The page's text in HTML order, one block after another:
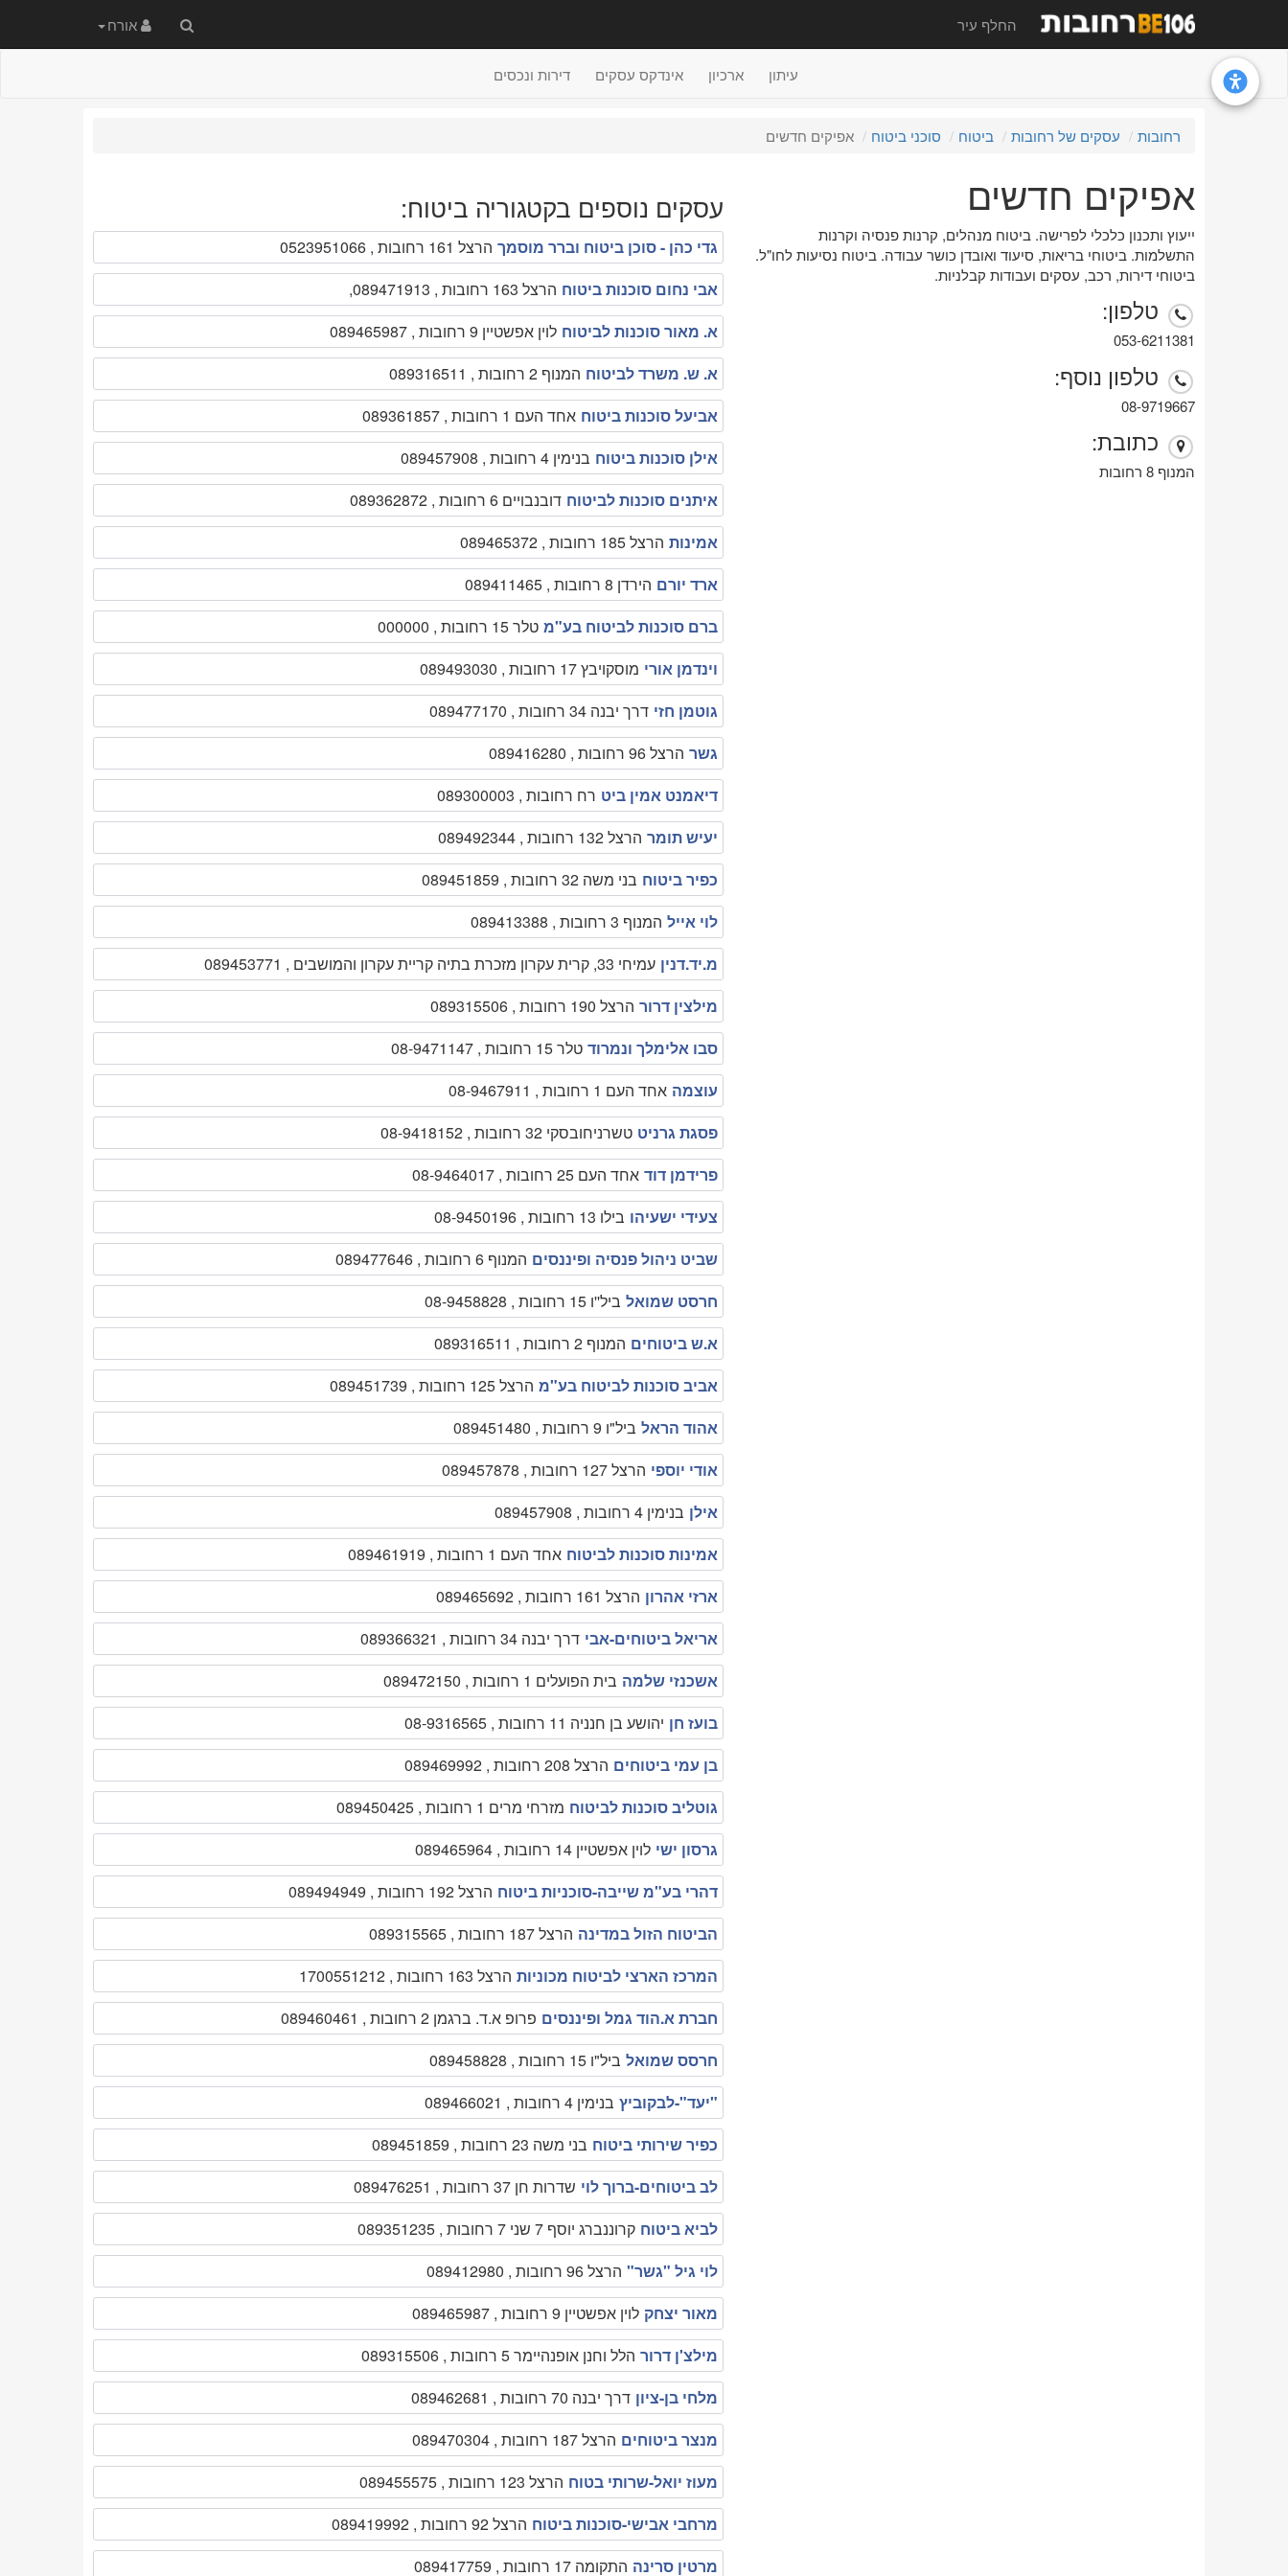
החלף עיר
חיפוש
באתר
אורח
עיתון ארכיון אינדקס עסקים דירות ונכסים
רחובות עסקים של רחובות ביטוח סוכני ביטוח אפיקים חדשים
אפיקים חדשים
ייעוץ ותכנון כלכלי לפרישה. ביטוח מנהלים, קרנות פנסיה וקרנות
התשלמות. ביטוחי בריאות, סיעוד ואובדן כושר עבודה. ביטוח נסיעות לחו"ל.
ביטוחי דירות, רכב, עסקים ועבודות קבלניות.
טלפון:
053-6211381
טלפון נוסף:
08-9719667
כתובת:
המנוף 8 רחובות
עסקים נוספים בקטגוריה ביטוח:
גדי כהן - סוכן ביטוח וברר מוסמך הרצל 161 רחובות , 0523951066
אבי נחום סוכנות ביטוח הרצל 163 רחובות , 089471913,
א. מאור סוכנות לביטוח לוין אפשטיין 9 רחובות , 089465987
א. ש. משרד לביטוח המנוף 2 רחובות , 089316511
אביעל סוכנות ביטוח אחד העם 1 רחובות , 089361857
אילן סוכנות ביטוח בנימין 4 רחובות , 089457908
איתנים סוכנות לביטוח דובנבויים 6 רחובות , 089362872
אמינות הרצל 185 רחובות , 089465372
ארד יורם הירדן 8 רחובות , 089411465
ברם סוכנות לביטוח בע"מ טלר 15 רחובות , 000000
וינדמן אורי מוסקויבץ 17 רחובות , 089493030
גוטמן חזי דרך יבנה 34 רחובות , 089477170
גשר הרצל 96 רחובות , 089416280
דיאמנט אמין ביט רח רחובות , 089300003
יעיש תומר הרצל 132 רחובות , 089492344
כפיר ביטוח בני משה 32 רחובות , 089451859
לוי אייל המנוף 3 רחובות , 089413388
מ.יד.דנין עמיחי 33, קרית עקרון מזכרת בתיה קריית עקרון והמושבים , 089453771
מילצין דרור הרצל 190 רחובות , 089315506
סבו אלימלך ונמרוד טלר 15 רחובות , 08-9471147
עוצמה אחד העם 1 רחובות , 08-9467911
פסגת גרניט טשרניחובסקי 32 רחובות , 08-9418152
פרידמן דוד אחד העם 25 רחובות , 08-9464017
צעידי ישעיהו בילו 13 רחובות , 08-9450196
שביט ניהול פנסיה ופיננסים המנוף 6 רחובות , 089477646
חרסט שמואל ביל''ו 15 רחובות , 08-9458828
א.ש ביטוחים המנוף 2 רחובות , 089316511
אביב סוכנות לביטוח בע"מ הרצל 125 רחובות , 089451739
אהוד הראל ביל"ו 9 רחובות , 089451480
אודי יוספי הרצל 127 רחובות , 089457878
אילן בנימין 4 רחובות , 089457908
אמינות סוכנות לביטוח אחד העם 1 רחובות , 089461919
ארזי אהרון הרצל 161 רחובות , 089465692
אריאל ביטוחים-אבי דרך יבנה 34 רחובות , 089366321
אשכנזי שלמה בית הפועלים 1 רחובות , 089472150
בועז חן יהושע בן חנניה 11 רחובות , 08-9316565
בן עמי ביטוחים הרצל 208 רחובות , 089469992
גוטליב סוכנות לביטוח מזרחי מרים 1 רחובות , 089450425
גרסון ישי לוין אפשטיין 14 רחובות , 089465964
דהרי בע"מ שייבה-סוכניות ביטוח הרצל 192 רחובות , 089494949
הביטוח הזול במדינה הרצל 187 רחובות , 089315565
המרכז הארצי לביטוח מכוניות הרצל 163 רחובות , 1700551212
חברת א.הוד גמל ופיננסים פרופ א.ד. ברגמן 2 רחובות , 089460461
חרסס שמואל ביל"ו 15 רחובות , 089458828
"יעד"-לבקוביץ בנימין 4 רחובות , 089466021
כפיר שירותי ביטוח בני משה 23 רחובות , 089451859
לב ביטוחים-ברוך לוי שדרות חן 37 רחובות , 089476251
לביא ביטוח קרוננברג יוסף 7 שני 7 רחובות , 089351235
לוי גיל "גשר" הרצל 96 רחובות , 089412980
מאור יצחק לוין אפשטיין 9 רחובות , 089465987
מילצ'ן דרור הלל וחנן אופנהיימר 5 רחובות , 089315506
מלחי בן-ציון דרך יבנה 70 רחובות , 089462681
מנצר ביטוחים הרצל 187 רחובות , 089470304
מעוז יואל-שרותי בטוח הרצל 123 רחובות , 089455575
מרחבי אבישי-סוכנות ביטוח הרצל 92 רחובות , 089419992
מרטין סרינה התקומה 17 רחובות , 089417759